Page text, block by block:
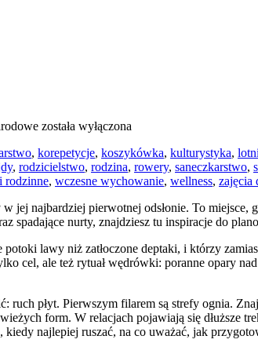
została wyłączona
, korepetycje, koszykówka, kulturystyka,
, rodzicielstwo, rodzina, rowery, saneczkarstwo,
rodzinne, wczesne wychowanie, wellness, zajęcia
jej najbardziej pierwotnej odsłonie. To
spadające nurty, znajdziesz tu inspiracje do
potoki lawy niż zatłoczone deptaki, i którzy
cel, ale też rytuał wędrówki: poranne opary
ruch płyt. Pierwszym filarem są strefy ognia.
form. W relacjach pojawiają się dłuższe
najlepiej ruszać, na co uważać, jak